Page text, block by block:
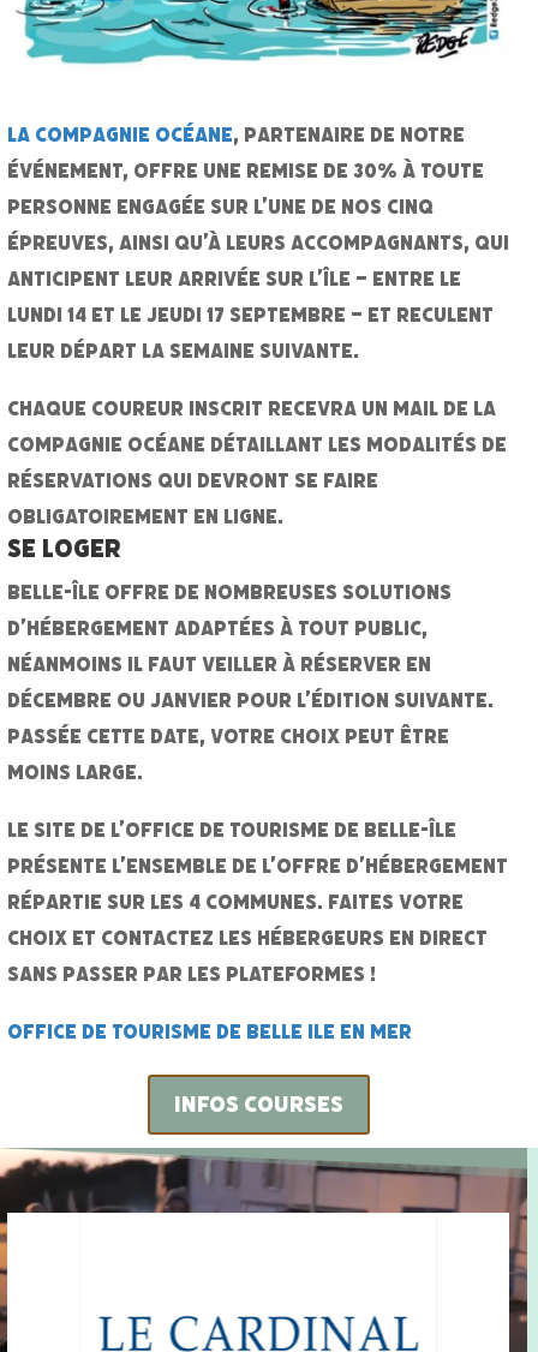
La compagnie Océane, partenaire de notre
événement, offre une remise de 30% à toute
personne engagée sur l’une de nos cinq
épreuves, ainsi qu’à leurs accompagnants, qui
anticipent leur arrivée sur l’île – entre le
lundi 14 et le jeudi 17 septembre – et reculent
leur départ la semaine suivante.
Chaque coureur inscrit recevra un mail de la
compagnie océane détaillant les modalités de
réservations qui devront se faire
obligatoirement en ligne.
Se loger
Belle-île offre de nombreuses solutions
d’hébergement adaptées à tout public,
néanmoins il faut veiller à réserver en
décembre ou janvier pour l’édition suivante.
Passée cette date, votre choix peut être
moins large.
Le site de l’Office de Tourisme de Belle-île
présente l’ensemble de l’offre d’hébergement
répartie sur les 4 communes. Faites votre
choix et contactez les hébergeurs en direct
sans passer par les plateformes !
Office de Tourisme de Belle Ile en Mer
Infos Courses
Lecteur
vidéo